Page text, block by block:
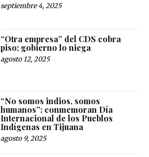
septiembre 4, 2025
“Otra empresa” del CDS cobra
piso; gobierno lo niega
agosto 12, 2025
“No somos indios, somos
humanos”: conmemoran Día
Internacional de los Pueblos
Indígenas en Tijuana
agosto 9, 2025